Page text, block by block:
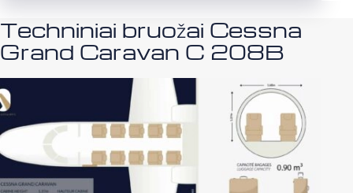
Techniniai bruožai Cessna
Grand Caravan C 208B